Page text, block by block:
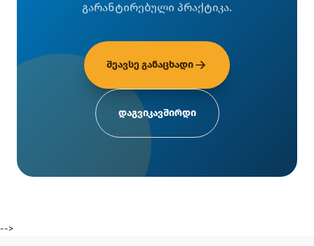
გარანტირებული პრაქტიკა.
შეავსე განაცხადი
დაგვიკავშირდი
-->